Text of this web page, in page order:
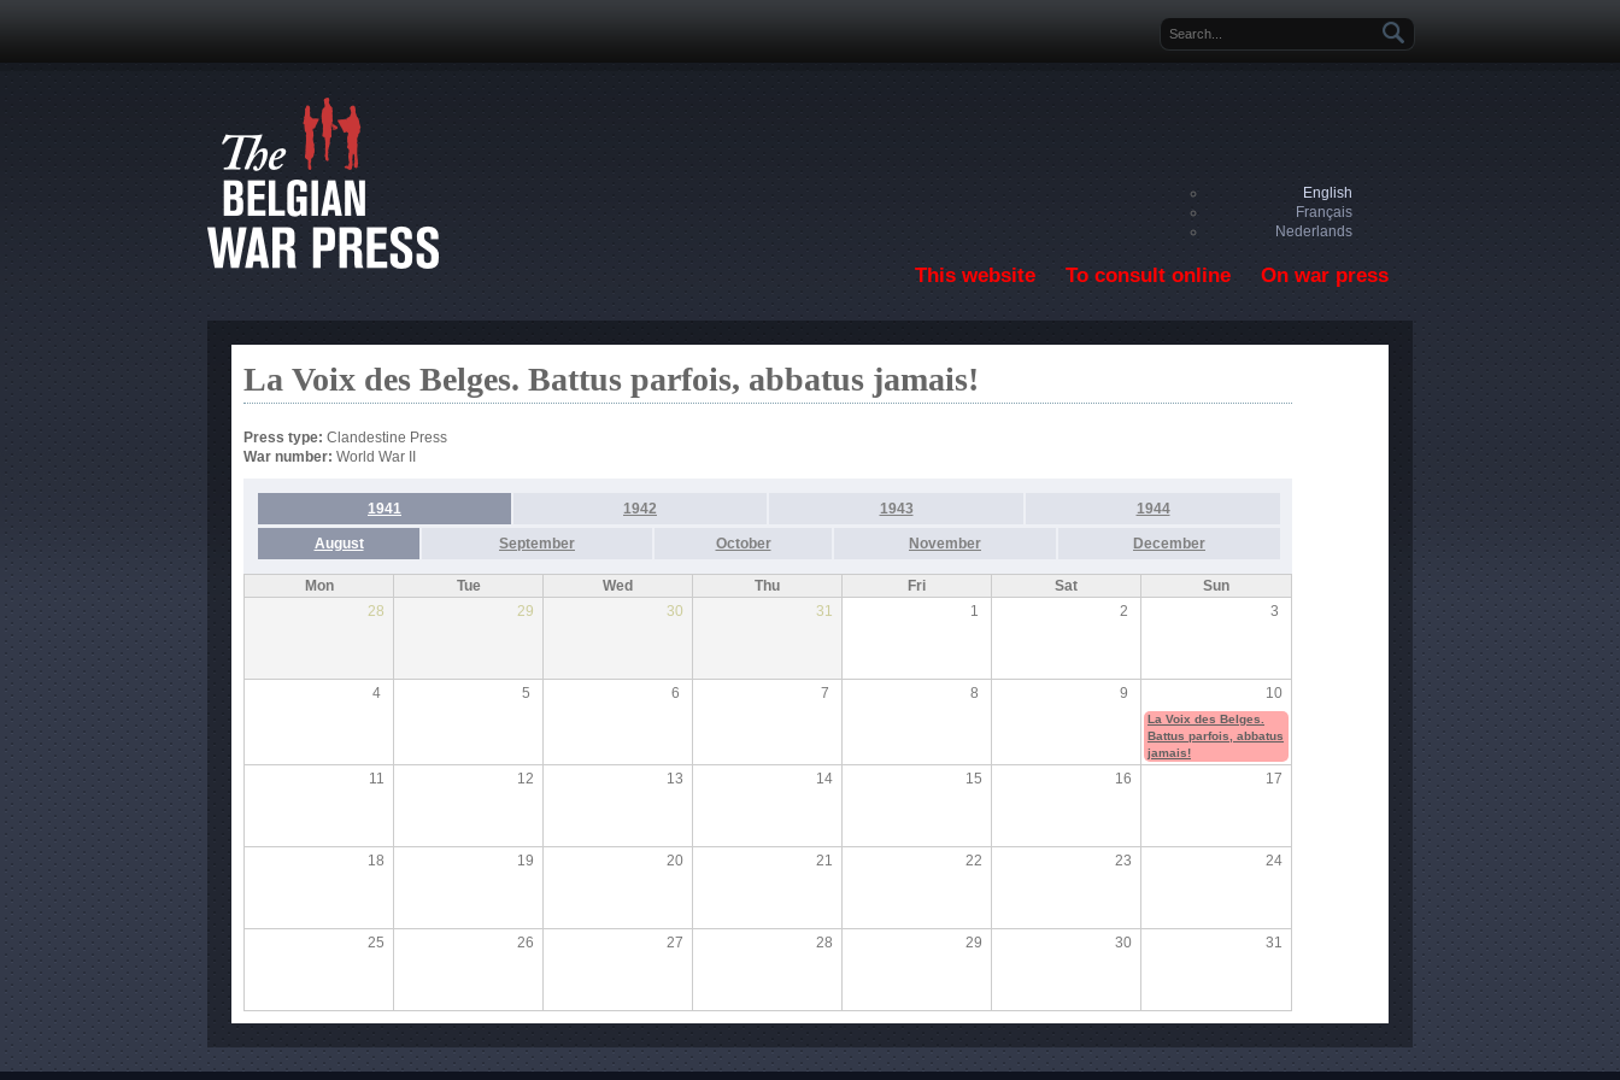
Search form
English
Français
Nederlands
This website To consult online On war press
La Voix des Belges. Battus parfois, abbatus jamais!
Press type: Clandestine Press
War number: World War II
1941 1942 1943 1944
August September October November December
Mon Tue Wed Thu Fri Sat
Sun
28
29 30 31 1 2 3
4 5 6 7 8 9 10
La Voix des Belges.
Battus parfois, abbatus
jamais!
11 12 13 14 15 16 17
18 19 20 21 22 23 24
25 26 27 28 29 30 31